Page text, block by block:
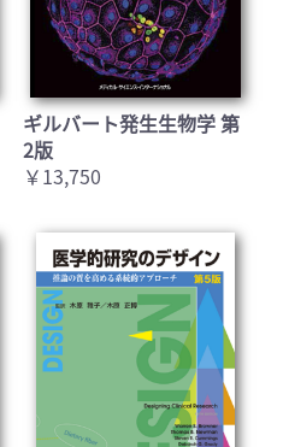
ギルバート発生生物学 第
2版
￥13,750